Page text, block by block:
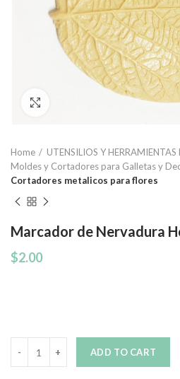
Home
UTENSILIOS Y HERRAMIENTAS
Moldes y Cortadores para Galletas y
Cortadores metalicos para flores
Marcador de Nervadura
$2.00
ADD TO CART